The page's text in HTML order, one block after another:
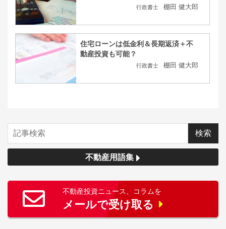
行政書士 棚田 健大郎
住宅ローンは低金利＆長期返済＋不
動産投資も可能？
行政書士 棚田 健大郎
不動産用語集
不動産投資ニュース、コラムを
メールで受け取る